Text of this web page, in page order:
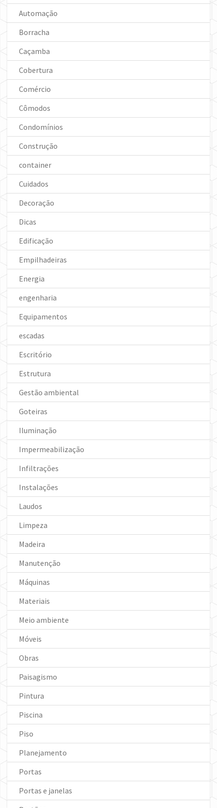
Automação
Borracha
Caçamba
Cobertura
Comércio
Cômodos
Condomínios
Construção
container
Cuidados
Decoração
Dicas
Edificação
Empilhadeiras
Energia
engenharia
Equipamentos
escadas
Escritório
Estrutura
Gestão ambiental
Goteiras
Iluminação
Impermeabilização
Infiltrações
Instalações
Laudos
Limpeza
Madeira
Manutenção
Máquinas
Materiais
Meio ambiente
Móveis
Obras
Paisagismo
Pintura
Piscina
Piso
Planejamento
Portas
Portas e janelas